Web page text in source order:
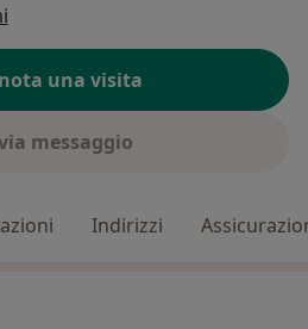
una visita
messaggio
Indirizzi